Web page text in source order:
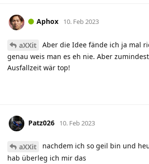
Aphox 10. Feb 2023
aXXit
Aber die Idee fände ich ja mal
genau weis man es eh nie. Aber
Ausfallzeit wär top!
Patz026 10. Feb 2023
aXXit
nachdem ich so geil bin und
hab überleg ich mir das